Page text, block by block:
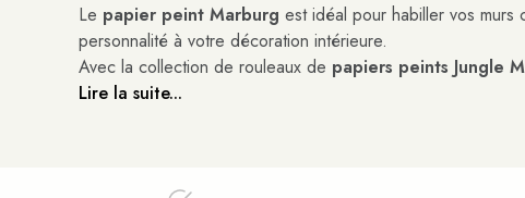
Le papier peint Marburg est idéal pour habiller vos
personnalité à votre décoration intérieure.
Avec la collection de rouleaux de papiers peints Jungle
Lire la suite...